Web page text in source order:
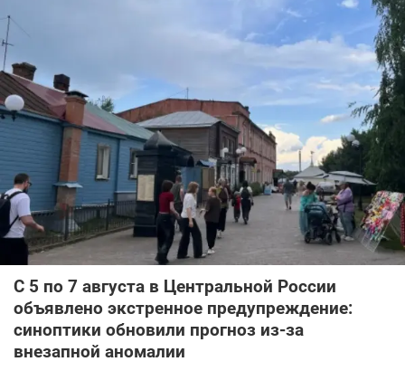
С 5 по 7 августа в Центральной России
объявлено экстренное предупреждение:
синоптики обновили прогноз из-за
внезапной аномалии